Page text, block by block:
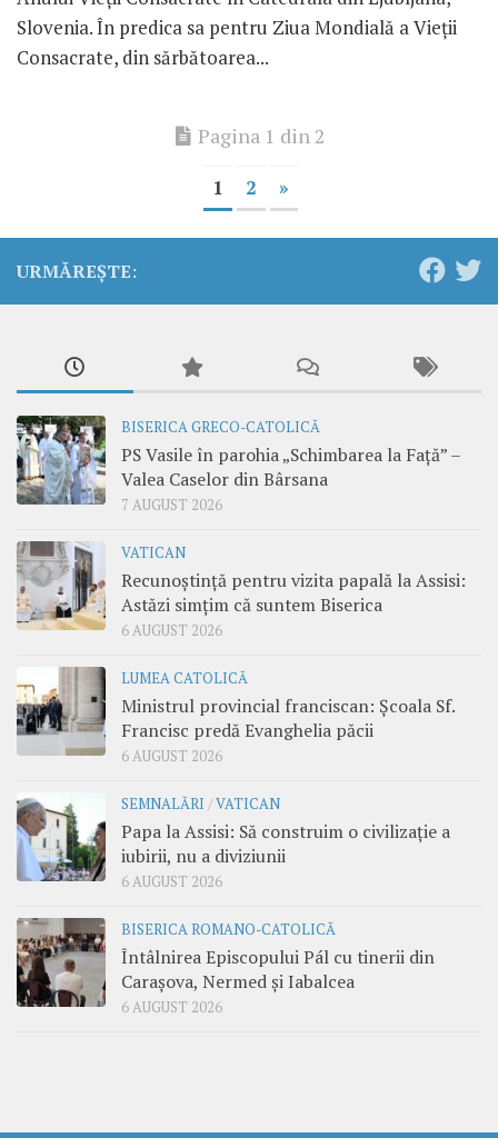
Slovenia. În predica sa pentru Ziua Mondială a Vieții
Consacrate, din sărbătoarea...
Pagina 1 din 2
1 2 »
URMĂREȘTE:
BISERICA GRECO-CATOLICĂ
PS Vasile în parohia „Schimbarea la Față” –
Valea Caselor din Bârsana
7 AUGUST 2026
VATICAN
Recunoștință pentru vizita papală la Assisi:
Astăzi simțim că suntem Biserica
6 AUGUST 2026
LUMEA CATOLICĂ
Ministrul provincial franciscan: Școala Sf.
Francisc predă Evanghelia păcii
6 AUGUST 2026
SEMNALĂRI /VATICAN
Papa la Assisi: Să construim o civilizație a
iubirii, nu a diviziunii
6 AUGUST 2026
BISERICA ROMANO-CATOLICĂ
Întâlnirea Episcopului Pál cu tinerii din
Carașova, Nermed și Iabalcea
6 AUGUST 2026